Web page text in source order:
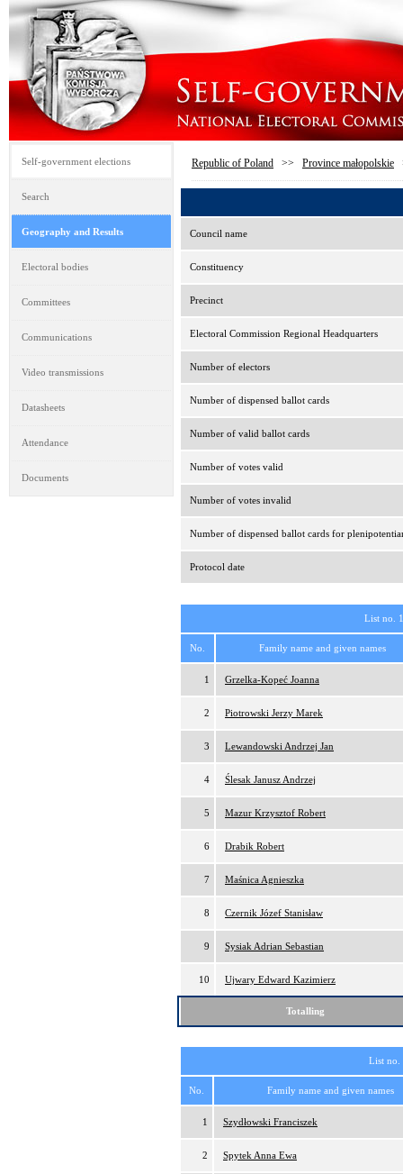
Self-government elections
Search
Geography and Results
Electoral bodies
Committees
Communications
Video transmissions
Datasheets
Attendance
Documents
Republic of Poland >> Province małopolskie
Council name
Constituency
Precinct
Electoral Commission Regional Headquarters
Number of electors
Number of dispensed ballot cards
Number of valid ballot cards
Number of votes valid
Number of votes invalid
Number of dispensed ballot cards for
Protocol date
List no.
No. Family name and given names
1 Grzelka-Kopeć Joanna
2 Piotrowski Jerzy Marek
3 Lewandowski Andrzej Jan
4 Ślesak Janusz Andrzej
5 Mazur Krzysztof Robert
6 Drabik Robert
7 Maśnica Agnieszka
8 Czernik Józef Stanisław
9 Sysiak Adrian Sebastian
10 Ujwary Edward Kazimierz
Totalling
List
No. Family name and given names
1 Szydłowski Franciszek
2 Spytek Anna Ewa